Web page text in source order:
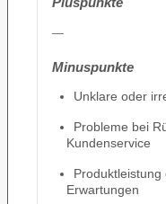
—
Minuspunkte
Unklare oder
Probleme bei
Kundenservice
Erwartungen